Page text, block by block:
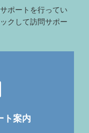
ポートを行ってい
クして訪問サポー
ト案内